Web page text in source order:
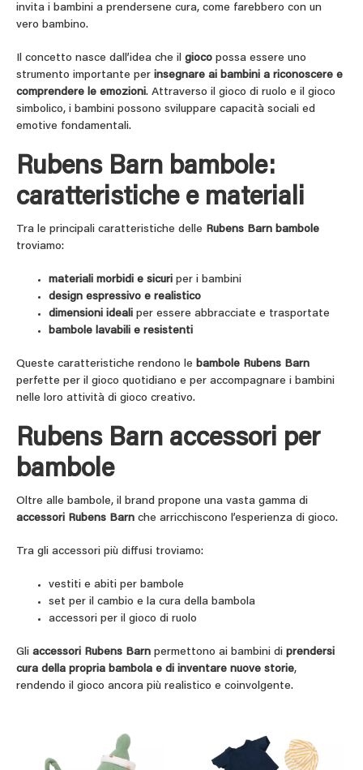
invita i bambini a prendersene cura, come farebbero con un
vero bambino.
Il concetto nasce dall’idea che il gioco possa essere uno
strumento importante per insegnare ai bambini a riconoscere e
comprendere le emozioni. Attraverso il gioco di ruolo e il gioco
simbolico, i bambini possono sviluppare capacità sociali ed
emotive fondamentali.
Rubens Barn bambole:
caratteristiche e materiali
Tra le principali caratteristiche delle Rubens Barn bambole
troviamo:
materiali morbidi e sicuri per i bambini
design espressivo e realistico
dimensioni ideali per essere abbracciate e trasportate
bambole lavabili e resistenti
Queste caratteristiche rendono le bambole Rubens Barn
perfette per il gioco quotidiano e per accompagnare i bambini
nelle loro attività di gioco creativo.
Rubens Barn accessori per
bambole
Oltre alle bambole, il brand propone una vasta gamma di
accessori Rubens Barn che arricchiscono l’esperienza di gioco.
Tra gli accessori più diffusi troviamo:
vestiti e abiti per bambole
set per il cambio e la cura della bambola
accessori per il gioco di ruolo
Gli accessori Rubens Barn permettono ai bambini di prendersi
cura della propria bambola e di inventare nuove storie,
rendendo il gioco ancora più realistico e coinvolgente.